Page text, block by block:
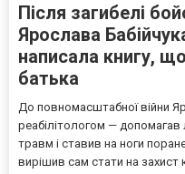
Після загибелі
Ярослава
написала книгу,
батька
До повномасштабної війни
реабілітологом —
травм і ставив на ноги
вирішив сам стати на захист